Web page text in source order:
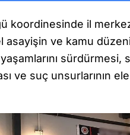
koordinesinde il
asayişin ve kamu
ve suç unsurlarının